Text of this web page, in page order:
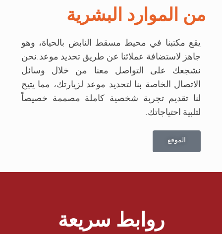
من الموارد البشرية
يقع مكتبنا في محيط مسقط النابض بالحياة، وهو
جاهز لاستضافة عملائنا عن طريق تحديد موعد.نحن
نشجعك على التواصل معنا من خلال وسائل
الاتصال الخاصة بنا لتحديد موعد لزيارتك، مما يتيح
لنا تقديم تجربة شخصية كاملة مصممة خصيصاً
لتلبية احتياجاتك.
الموقع
روابط سريعة